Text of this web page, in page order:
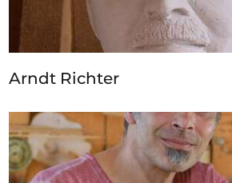
Arndt Richter